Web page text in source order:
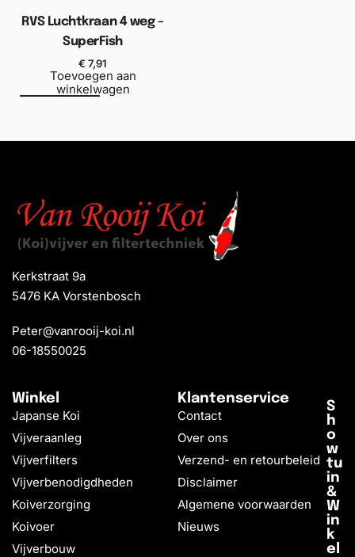
RVS Luchtkraan 4 weg –
SuperFish
€ 7,91
Toevoegen aan
winkelwagen
Kerkstraat 9a
5476 KA Vorstenbosch
Peter@vanrooij-koi.nl
06-18550025
Winkel
Japanse Koi
Vijveraanleg
Vijverfilters
Vijverbenodigdheden
Koiverzorging
Koivoer
Vijverbouw
Klantenservice
Contact
Over ons
Verzend- en retourbeleid
Disclaimer
Algemene voorwaarden
Nieuws
S
h
o
w
tu
in
&
W
in
k
el